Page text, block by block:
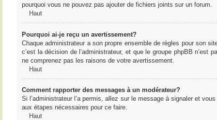
pourquoi vous ne pouvez pas ajouter de fichiers joints sur un forum.
Haut
Pourquoi ai-je reçu un avertissement?
Chaque administrateur a son propre ensemble de règles pour son
c’est la décision de l’administrateur, et que le groupe phpBB n’est
ne comprenez pas les raisons de votre avertissement.
Haut
Comment rapporter des messages à un modérateur?
Si l’administrateur l’a permis, allez sur le message à signaler et
aux étapes nécessaires pour ce faire.
Haut